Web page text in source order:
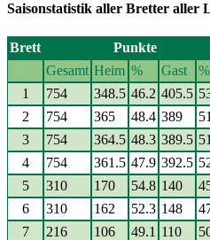
Saisonstatistik aller Bretter aller
Brett Punkte
Gesamt Heim % Gast %
1
754 348.5 46.2 405.5
2
754 365 48.4 389
3
754 364.5 48.3 389.5
4
754 361.5 47.9 392.5
5
310 170 54.8 140
6
310 162 52.3 148
7
216 106 49.1 110